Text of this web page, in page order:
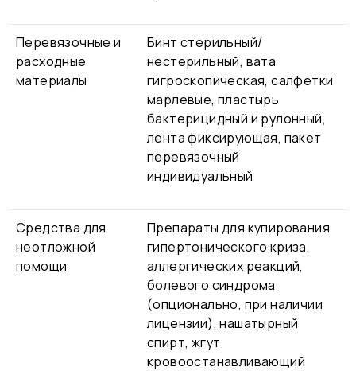
Перевязочные и
расходные
материалы
Бинт стерильный/
нестерильный, вата
гигроскопическая, салфетки
марлевые, пластырь
бактерицидный и рулонный,
лента фиксирующая, пакет
перевязочный
индивидуальный
Средства для
неотложной
помощи
Препараты для купирования
гипертонического криза,
аллергических реакций,
болевого синдрома
(опционально, при наличии
лицензии), нашатырный
спирт, жгут
кровоостанавливающий